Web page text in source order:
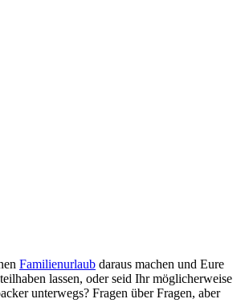
Familienurlaub daraus machen und Eure
lassen, oder seid Ihr möglicherweise
unterwegs? Fragen über Fragen, aber